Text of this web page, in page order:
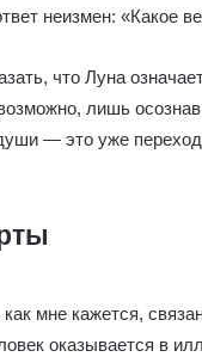
неизмен: «Какое
что Луна
лишь
— это уже
мне кажется,
оказывается в